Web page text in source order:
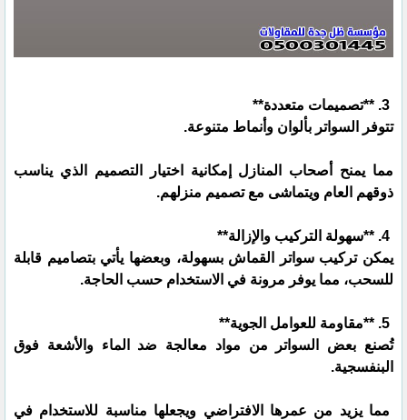
تتوفر السواتر بألوان وأنماط متنوعة.
مما يمنح أصحاب المنازل إمكانية اختيار التصميم الذي يناسب
ذوقهم العام ويتماشى مع تصميم منزلهم.
يمكن تركيب سواتر القماش بسهولة، وبعضها يأتي بتصاميم قابلة
للسحب، مما يوفر مرونة في الاستخدام حسب الحاجة.
تُصنع بعض السواتر من مواد معالجة ضد الماء والأشعة فوق
البنفسجية.
مما يزيد من عمرها الافتراضي ويجعلها مناسبة للاستخدام في